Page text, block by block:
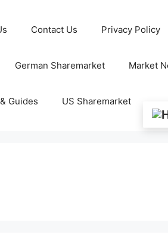
Contact Us Privacy Policy
German Sharemarket Market
Guides US Sharemarket